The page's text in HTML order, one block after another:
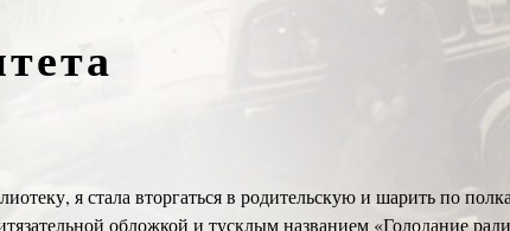
я стала вторгаться в родительскую и шарить по
обложкой и тусклым названием «Голодание